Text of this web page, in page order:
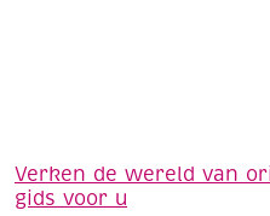
Verken de wereld van
gids voor u